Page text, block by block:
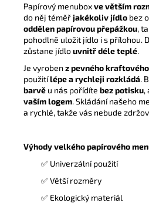
Papírový menuboxve větším
do něj téměřjakékoliv jídlo bez
oddělen papírovou přepážkou,
pohodlně uložit jídlo i s přílohou.
zůstane jídlouvnitř déle teplé.
Je vyroben z pevného
použitílépe a rychleji rozkládá.
barvě u nás pořídíte bez potisku,
vaším logem. Skládání našeho
a rychlé, takže vás nebude
Výhody velkého papírového
✅ Univerzální použití
✅ Větší rozměry
✅ Ekologický materiál